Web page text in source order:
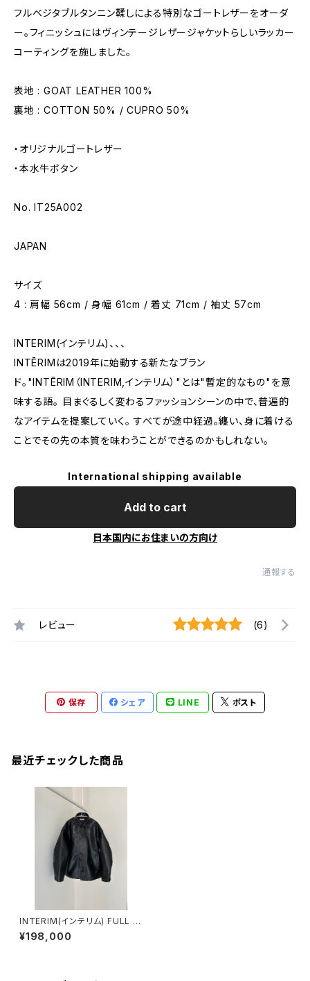
フルベジタブルタンニン鞣しによる特別なゴートレザーをオーダ
ー。フィニッシュにはヴィンテージレザージャケットらしいラッカー
コーティングを施しました。
表地 : GOAT LEATHER 100%
裏地 : COTTON 50% / CUPRO 50%
・オリジナルゴートレザー
・本⽔⽜ボタン
No. IT25A002
JAPAN
サイズ
4 : 肩幅 56cm / 身幅 61cm / 着丈 71cm / 袖丈 57cm
INTERIM(インテリム)、、、
INTĒRIMは2019年に始動する新たなブラン
ド。"INTĒRIM（INTERIM,インテリム）"とは"暫定的なもの"を意
味する語。 目まぐるしく変わるファッションシーンの中で、普遍的
なアイテムを提案していく。 すべてが途中経過。纏い、身に着ける
ことでその先の本質を味わうことができるのかもしれない。
International shipping available
Add to cart
日本国内にお住まいの方向け
通報する
レビュー (6)
保存 シェア LINE ポスト
最近チェックした商品
INTERIM(インテリム) FULL V
EGETABLE TANNED GOAT
LEATHER HYPER BIG CAR
¥198,000